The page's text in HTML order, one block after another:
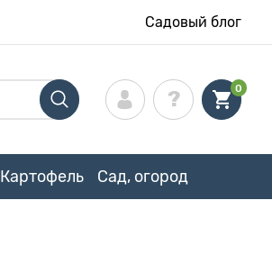
Садовый блог
0
Картофель Сад, огород